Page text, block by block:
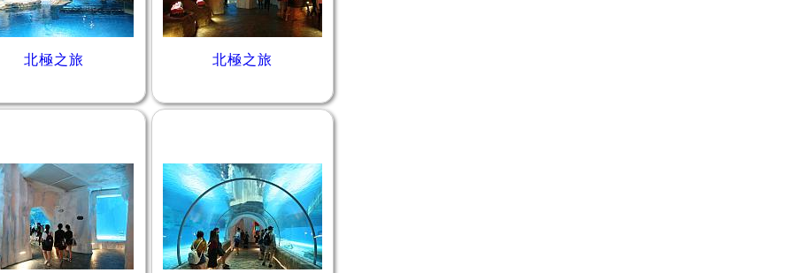
北極之旅 北極之旅